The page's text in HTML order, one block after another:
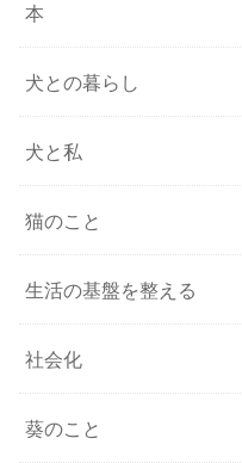
本
犬との暮らし
犬と私
猫のこと
生活の基盤を整える
社会化
葵のこと